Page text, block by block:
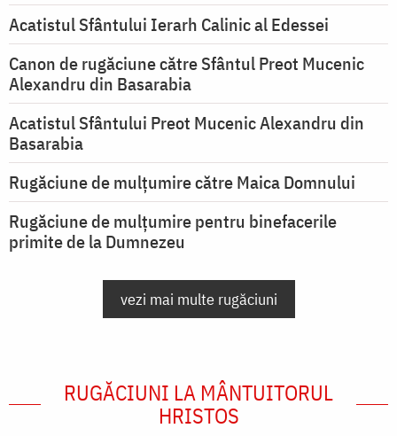
Acatistul Sfântului Ierarh Calinic al Edessei
Canon de rugăciune către Sfântul Preot Mucenic
Alexandru din Basarabia
Acatistul Sfântului Preot Mucenic Alexandru din
Basarabia
Rugăciune de mulţumire către Maica Domnului
Rugăciune de mulțumire pentru binefacerile
primite de la Dumnezeu
vezi mai multe rugăciuni
RUGĂCIUNI LA MÂNTUITORUL
HRISTOS